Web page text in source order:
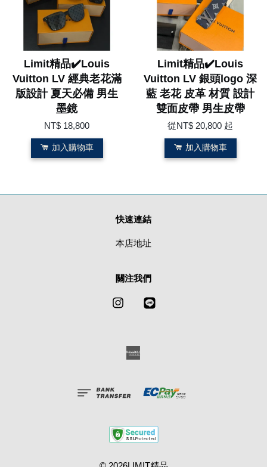
Limit精品✔️Louis
Vuitton LV 經典老花滿
版設計 夏天必備 男生
墨鏡
NT$ 18,800
加入購物車
Limit精品✔️Louis
Vuitton LV 銀頭logo 深
藍 老花 皮革 材質 設計
雙面皮帶 男生皮帶
從NT$ 20,800 起
加入購物車
快速連結
本店地址
關注我們
Instagram